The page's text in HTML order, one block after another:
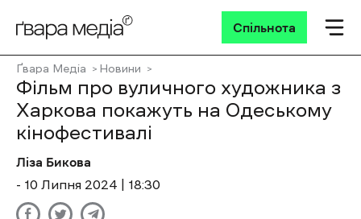
Спільнота
Ґвара Медіа Новини
Фільм про вуличного художника з
Харкова покажуть на Одеському
кінофестивалі
Ліза Бикова
- 10 Липня 2024 | 18:30